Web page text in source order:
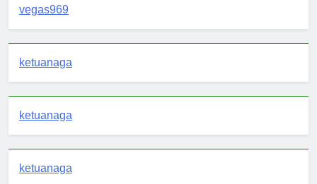
vegas969
ketuanaga
ketuanaga
ketuanaga